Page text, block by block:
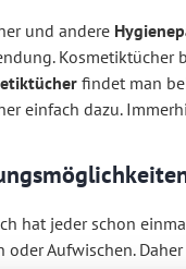
und andere
findet man
einfach dazu.
hat jeder schon
oder Aufwischen.